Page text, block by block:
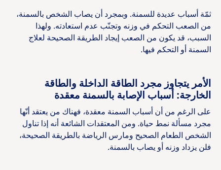
ثمّة أسباب عديدة للسمنة. وبمجرد أن يصاب الشخص بالسمنة،
من الصعب التحكم في وزنه وتجنّب عدم استعادته. ولهذا
السبب، قد يكون من الصعب إيجاد الطريقة الصحيحة لعلاج
السمنة أو التحكم فيها.
الأمر يتجاوز مجرد الطاقة الداخلة والطاقة
الخارجة: أسباب الإصابة بالسمنة معقدة
على الرغم من أن أسباب السمنة معقدة، فهناك من يعتقد أنّها
مجرد مسألة نمط حياة. ومن المعتقدات الشائعة أنه إذا تناول
الشخص الطعام الصحيح ومارس الرياضة بالطريقة الصحيحة،
فلن يزداد وزنه أو يصاب بالسمنة.